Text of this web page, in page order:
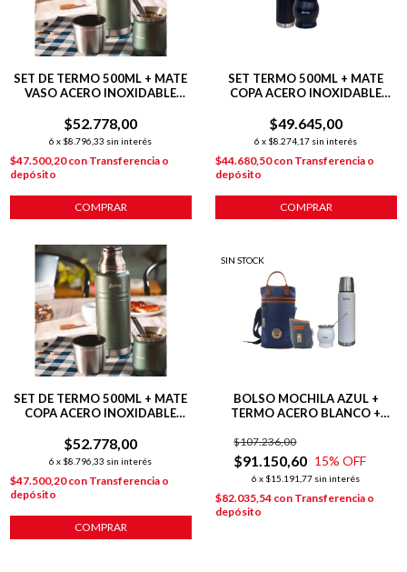
SET DE TERMO 500ML + MATE
VASO ACERO INOXIDABLE
$52.778,00
6 x $8.796,33 sin interés
$47.500,20con Transferencia o
depósito
SET TERMO 500ML + MATE
COPA ACERO INOXIDABLE
$49.645,00
6 x $8.274,17 sin interés
$44.680,50con Transferencia o
depósito
SET DE TERMO 500ML + MATE
COPA ACERO INOXIDABLE
$52.778,00
6 x $8.796,33 sin interés
$47.500,20con Transferencia o
depósito
SIN STOCK
BOLSO MOCHILA AZUL +
TERMO ACERO BLANCO +
YERBERA AZUL
$91.150,60
$107.236,00
15% OFF
6 x $15.191,77 sin interés
$82.035,54 con Transferencia o
depósito